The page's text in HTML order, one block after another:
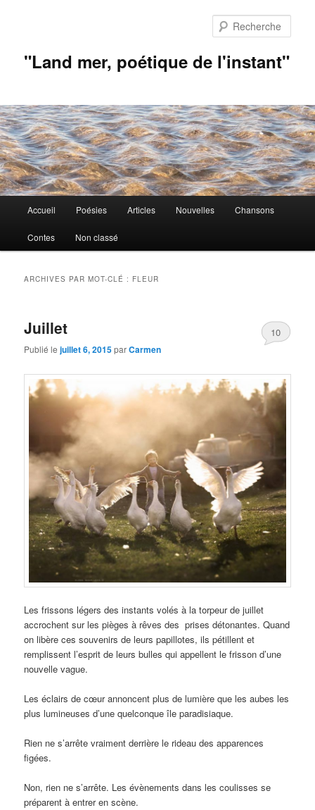
"Land mer, poétique de l'instant"
principal
Accueil Poésies Articles Nouvelles Chansons
Contes Non classé
ARCHIVES PAR MOT-CLÉ : FLEUR
Juillet
Publié lejuillet 6, 2015parCarmen
10
Les frissons légers des instants volés à la torpeur de juillet
accrochent sur les pièges à rêves des prises détonantes. Quand
on libère ces souvenirs de leurs papillotes, ils pétillent et
remplissent l’esprit de leurs bulles qui appellent le frisson d’une
nouvelle vague.
Les éclairs de cœur annoncent plus de lumière que les aubes les
plus lumineuses d’une quelconque île paradisiaque.
Rien ne s’arrête vraiment derrière le rideau des apparences
figées.
Non, rien ne s’arrête. Les évènements dans les coulisses se
préparent à entrer en scène.